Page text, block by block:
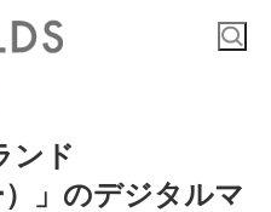
ンド
）」のデジタルマ